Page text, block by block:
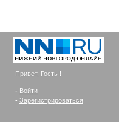
Привет, Гость !
- Войти
- Зарегистрироваться